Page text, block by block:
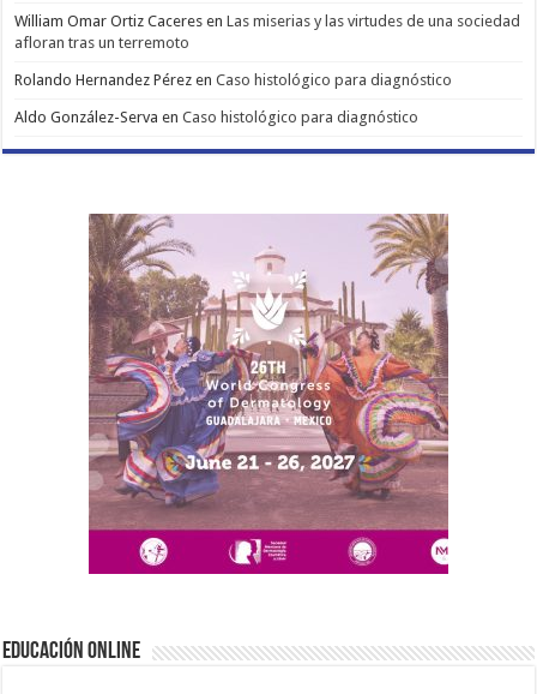
William Omar Ortiz Caceres enLas miserias y las virtudes de una sociedad
afloran tras un terremoto
Rolando Hernandez Pérez enCaso histológico para diagnóstico
Aldo González-Serva enCaso histológico para diagnóstico
EDUCACIÓN ONLINE